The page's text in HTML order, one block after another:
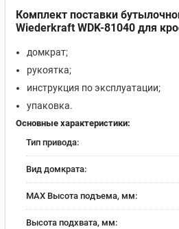
Комплект поставки
Wiederkraft WDK-81040 для
домкрат;
рукоятка;
инструкция по эксплуатации;
упаковка.
Основные характеристики:
Тип привода:
Вид домкрата:
MAX Высота подъема, мм:
Высота подхвата, мм: